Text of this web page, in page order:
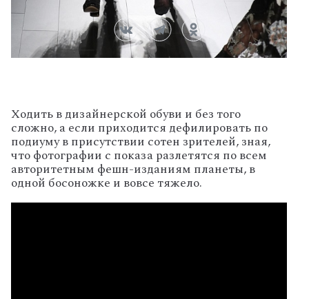
Ходить в дизайнерской обуви и без того
сложно, а если приходится дефилировать по
подиуму в присутствии сотен зрителей, зная,
что фотографии с показа разлетятся по всем
авторитетным фешн-изданиям планеты, в
одной босоножке и вовсе тяжело.